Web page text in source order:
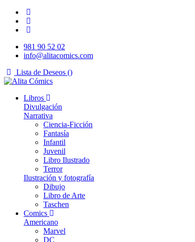
981 90 52 02
info@alitacomics.com
Lista de Deseos ()
Libros
Divulgación
Narrativa
Ciencia-Ficción
Fantasía
Infantil
Juvenil
Libro Ilustrado
Terror
Ilustración y fotografía
Dibujo
Libro de Arte
Taschen
Comics
Americano
Marvel
DC